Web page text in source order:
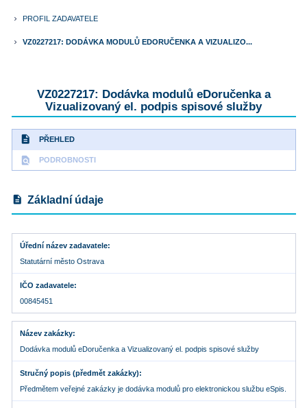
keyboard_arrow_right PROFIL ZADAVATELE
keyboard_arrow_right VZ0227217: DODÁVKA MODULŮ EDORUČENKA A VIZUALIZO...
VZ0227217: Dodávka modulů eDoručenka a
Vizualizovaný el. podpis spisové služby
description PŘEHLED
find_in_page PODROBNOSTI
description Základní údaje
Úřední název zadavatele
Statutární město Ostrava
IČO zadavatele
00845451
Název zakázky
Dodávka modulů eDoručenka a Vizualizovaný el. podpis spisové služby
Stručný popis (předmět zakázky)
Předmětem veřejné zakázky je dodávka modulů pro elektronickou službu eSpis.